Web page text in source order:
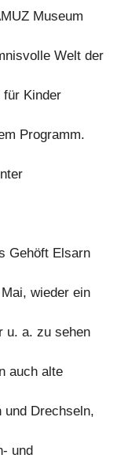
Museum
Welt der
für Kinder
Programm.
Gehöft Elsarn
wieder ein
u. a. zu sehen
auch alte
und Drechseln,
und